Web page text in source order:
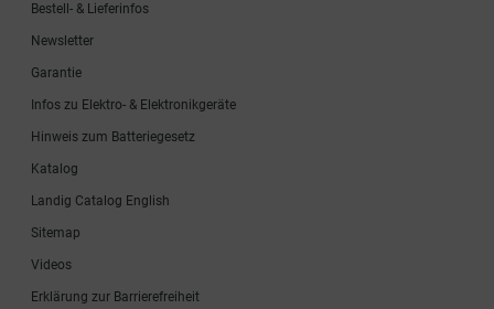
Bestell- & Lieferinfos
Newsletter
Garantie
Infos zu Elektro- & Elektronikgeräte
Hinweis zum Batteriegesetz
Katalog
Landig Catalog English
Sitemap
Videos
Erklärung zur Barrierefreiheit